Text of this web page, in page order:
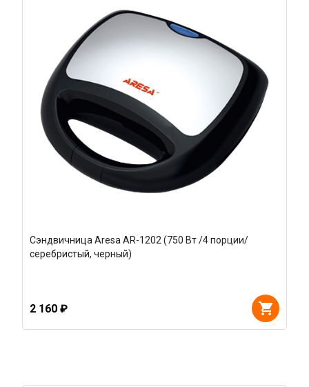
Сэндвичница Aresa AR-1202 (750 Вт /4 порции/
серебристый, черный)
2 160 ₽